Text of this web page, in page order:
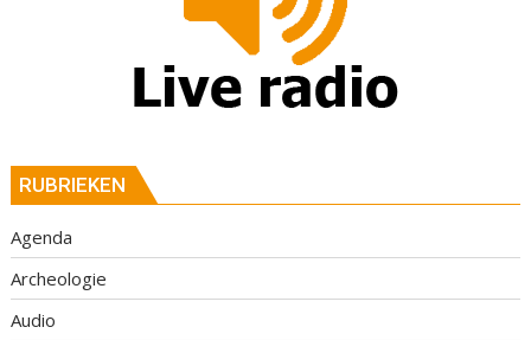
RUBRIEKEN
Agenda
Archeologie
Audio